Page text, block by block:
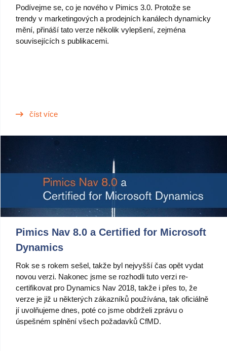
Podívejme se, co je nového v Pimics 3.0. Protože se
trendy v marketingových a prodejních kanálech dynamicky
mění, přináší tato verze několik vylepšení, zejména
souvisejících s publikacemi.
číst více
Pimics Nav 8.0 a Certified for Microsoft
Dynamics
Rok se s rokem sešel, takže byl nejvyšší čas opět vydat
novou verzi. Nakonec jsme se rozhodli tuto verzi re-
certifikovat pro Dynamics Nav 2018, takže i přes to, že
verze je již u některých zákazníků používána, tak oficiálně
jí uvolňujeme dnes, poté co jsme obdrželi zprávu o
úspešném splnění všech požadavků CfMD.